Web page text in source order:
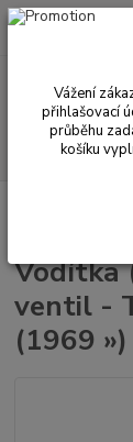
+420 602 330 329
VW Bus
Vodítka
ventil -
(1969 »)
Vážení
přihlašovací
průběhu
košíku